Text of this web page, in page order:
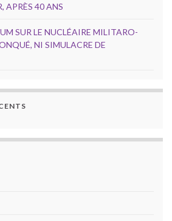
APRÈS 40 ANS
SUR LE NUCLÉAIRE MILITARO-
NI SIMULACRE DE